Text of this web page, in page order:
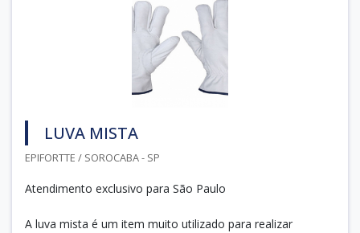
LUVA MISTA
EPIFORTTE / SOROCABA - SP
Atendimento exclusivo para São Paulo
A luva mista é um item muito utilizado para realizar